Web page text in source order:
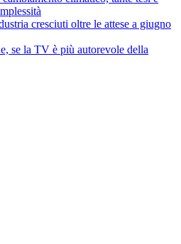
cresciuti oltre le attese a giugno
se la TV è più autorevole della